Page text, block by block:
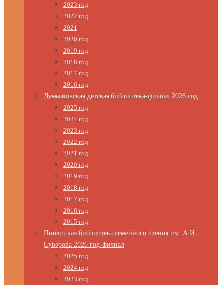
2023 год
2022 год
2021
2020 год
2019 год
2018 год
2017 год
2016 год
Демьяновская детская библиотека-филиал 2026 год
2025 год
2024 год
2023 год
2022 год
2021 год
2020 год
2019 год
2018 год
2017 год
2016 год
2015 год
Пинюгская библиотека семейного чтения им. А.И.
Суворова 2026 год-филиал
2025 год
2024 год
2023 год